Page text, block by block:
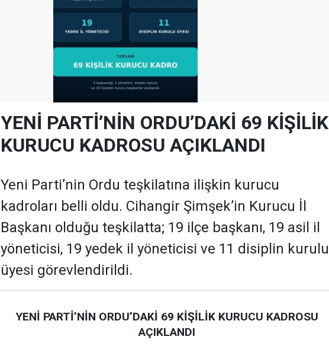
YENİ PARTİ’NİN ORDU’DAKİ 69 KİŞİLİK
KURUCU KADROSU AÇIKLANDI
Yeni Parti’nin Ordu teşkilatına ilişkin kurucu
kadroları belli oldu. Cihangir Şimşek’in Kurucu İl
Başkanı olduğu teşkilatta; 19 ilçe başkanı, 19 asil il
yöneticisi, 19 yedek il yöneticisi ve 11 disiplin kurulu
üyesi görevlendirildi.
YENİ PARTİ’NİN ORDU’DAKİ 69 KİŞİLİK KURUCU KADROSU
AÇIKLANDI